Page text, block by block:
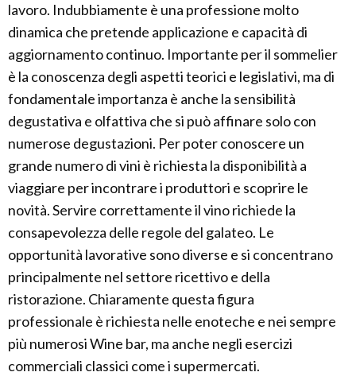
lavoro. Indubbiamente è una professione molto
dinamica che pretende applicazione e capacità di
aggiornamento continuo. Importante per il sommelier
è la conoscenza degli aspetti teorici e legislativi, ma di
fondamentale importanza è anche la sensibilità
degustativa e olfattiva che si può affinare solo con
numerose degustazioni. Per poter conoscere un
grande numero di vini è richiesta la disponibilità a
viaggiare per incontrare i produttori e scoprire le
novità. Servire correttamente il vino richiede la
consapevolezza delle regole del galateo. Le
opportunità lavorative sono diverse e si concentrano
principalmente nel settore ricettivo e della
ristorazione. Chiaramente questa figura
professionale è richiesta nelle enoteche e nei sempre
più numerosi Wine bar, ma anche negli esercizi
commerciali classici come i supermercati.